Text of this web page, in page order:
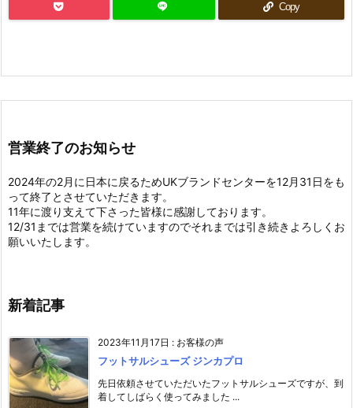
Copy
営業終了のお知らせ
2024年の2月に日本に戻るためUKブランドセンターを12月31日をも
って終了とさせていただきます。
11年に渡り支えて下さった皆様に感謝しております。
12/31までは営業を続けていますのでそれまでは引き続きよろしくお
願いいたします。
新着記事
2023年11月17日 : お客様の声
フットサルシューズ ジンカプロ
先日依頼させていただいたフットサルシューズですが、到
着してしばらく使ってみました ...